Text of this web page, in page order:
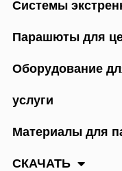
Системы
Парашюты для
Оборудование
услуги
Материалы для
СКАЧАТЬ